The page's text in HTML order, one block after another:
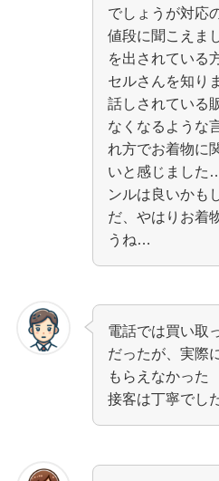
でしょうが対応
値段に聞こえま
を出されている
セルさんを知り
話しされている
なくなるような
れ方でお着物に
いと感じました
ンルは良いかも
だ、やはりお着
うね…
電話では買い取
だったが、実際
もらえなかった
接客は丁寧でし